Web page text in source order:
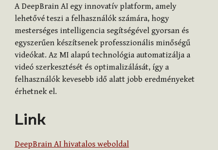
A DeepBrain AI egy innovatív platform, amely
lehetővé teszi a felhasználók számára, hogy
mesterséges intelligencia segítségével gyorsan és
egyszerűen készítsenek professzionális minőségű
videókat. Az MI alapú technológia automatizálja a
videó szerkesztését és optimalizálását, így a
felhasználók kevesebb idő alatt jobb eredményeket
érhetnek el.
Link
DeepBrain AI hivatalos weboldal